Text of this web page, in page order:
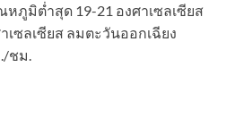
ภูมิต่ำสุด 19-21 องศาเซลเซียส
ซลเซียส ลมตะวันออกเฉียง
ชม.